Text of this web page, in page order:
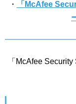
・
「McAfee
「McAfee